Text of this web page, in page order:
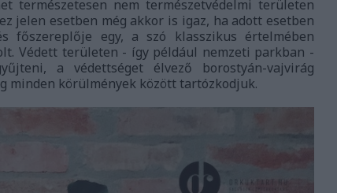
természetesen nem természetvédelmi területen
jelen esetben még akkor is igaz, ha adott esetben
egy, a szó klasszikus értelmében
Védett területen - így például nemzeti parkban -
a védettséget élvező borostyán-vajvirág
minden körülmények között tartózkodjuk.